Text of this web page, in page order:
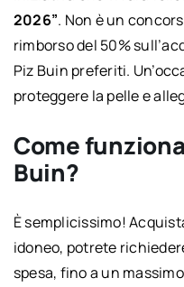
2026”. Non è un
rimborso del 50%
Piz Buin preferiti.
proteggere la pelle e
Come
Buin?
È semplicissimo!
idoneo, potrete
spesa, fino a un